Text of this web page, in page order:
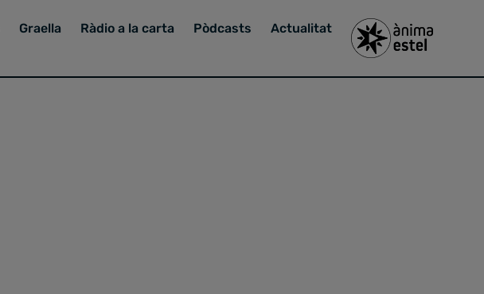
Graella Ràdio a la carta Pòdcasts Actualitat